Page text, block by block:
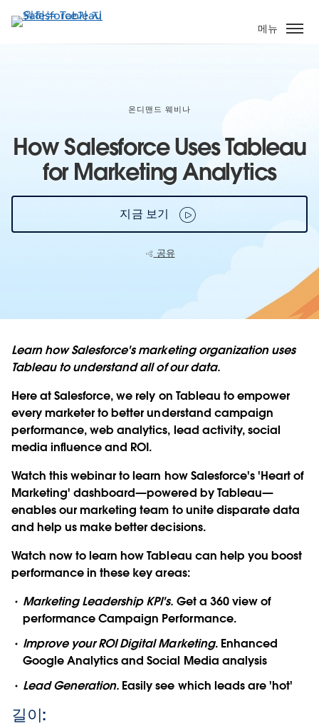
요
메뉴
온디맨드 웨비나
How Salesforce Uses Tableau
for Marketing Analytics
지금 보기
공유
Learn how Salesforce's marketing organization uses
Tableau to understand all of our data.
Here at Salesforce, we rely on Tableau to empower
every marketer to better understand campaign
performance, web analytics, lead activity, social
media influence and ROI.
Watch this webinar to learn how Salesforce's 'Heart of
Marketing' dashboard—powered by Tableau—
enables our marketing team to unite disparate data
and help us make better decisions.
Watch now to learn how Tableau can help you boost
performance in these key areas:
Marketing Leadership KPI's. Get a 360 view of
performance Campaign Performance.
Improve your ROI Digital Marketing. Enhanced
Google Analytics and Social Media analysis
Lead Generation. Easily see which leads are 'hot'
길이: